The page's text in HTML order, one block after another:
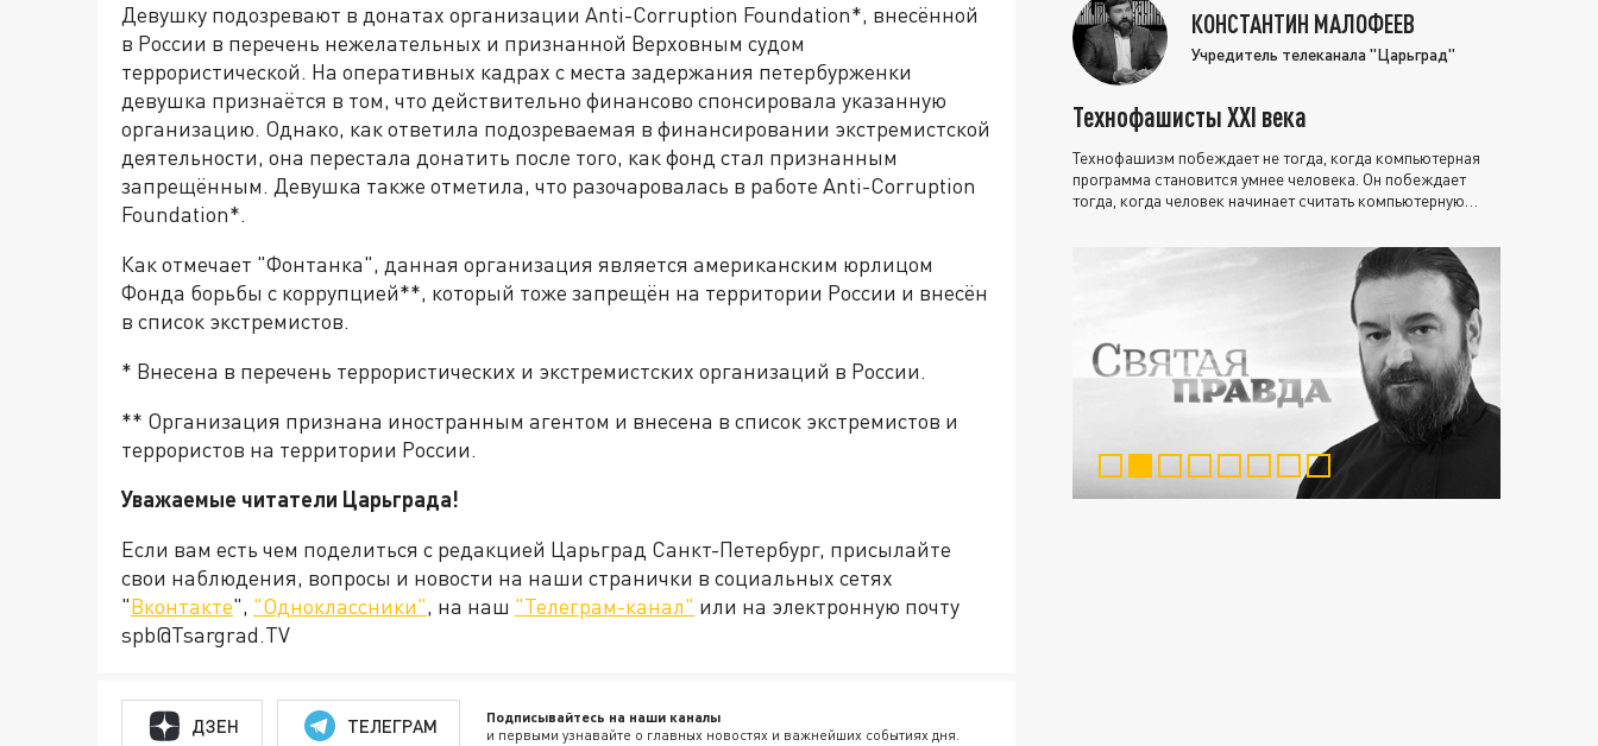
Девушку подозревают в донатах организации Anti-Corruption Foundation*, внесённой
в России в перечень нежелательных и признанной Верховным судом
террористической. На оперативных кадрах с места задержания петербурженки
девушка признаётся в том, что действительно финансово спонсировала указанную
организацию. Однако, как ответила подозреваемая в финансировании экстремистской
деятельности, она перестала донатить после того, как фонд стал признанным
запрещённым. Девушка также отметила, что разочаровалась в работе Anti-Corruption
Foundation*.
Как отмечает "Фонтанка", данная организация является американским юрлицом
Фонда борьбы с коррупцией**, который тоже запрещён на территории России и внесён
в список экстремистов.
* Внесена в перечень террористических и экстремистских организаций в России.
** Организация признана иностранным агентом и внесена в список экстремистов и
террористов на территории России.
Уважаемые читатели Царьграда!
Если вам есть чем поделиться с редакцией Царьград Санкт-Петербург, присылайте
свои наблюдения, вопросы и новости на наши странички в социальных сетях
"Вконтакте", "Одноклассники", на наш "Телеграм-канал" или на электронную почту
spb@Tsargrad.TV
ДЗЕН ТЕЛЕГРАМ Подписывайтесь на наши каналы
и первыми узнавайте о главных новостях и важнейших событиях дня.
КОНСТАНТИН МАЛОФЕЕВ
Учредитель телеканала "Царьград"
Технофашисты XXI века
Технофашизм побеждает не тогда, когда компьютерная
программа становится умнее человека. Он побеждает
тогда, когда человек начинает считать компьютерную